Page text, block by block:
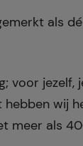
als
voor
hebben wij
meer als